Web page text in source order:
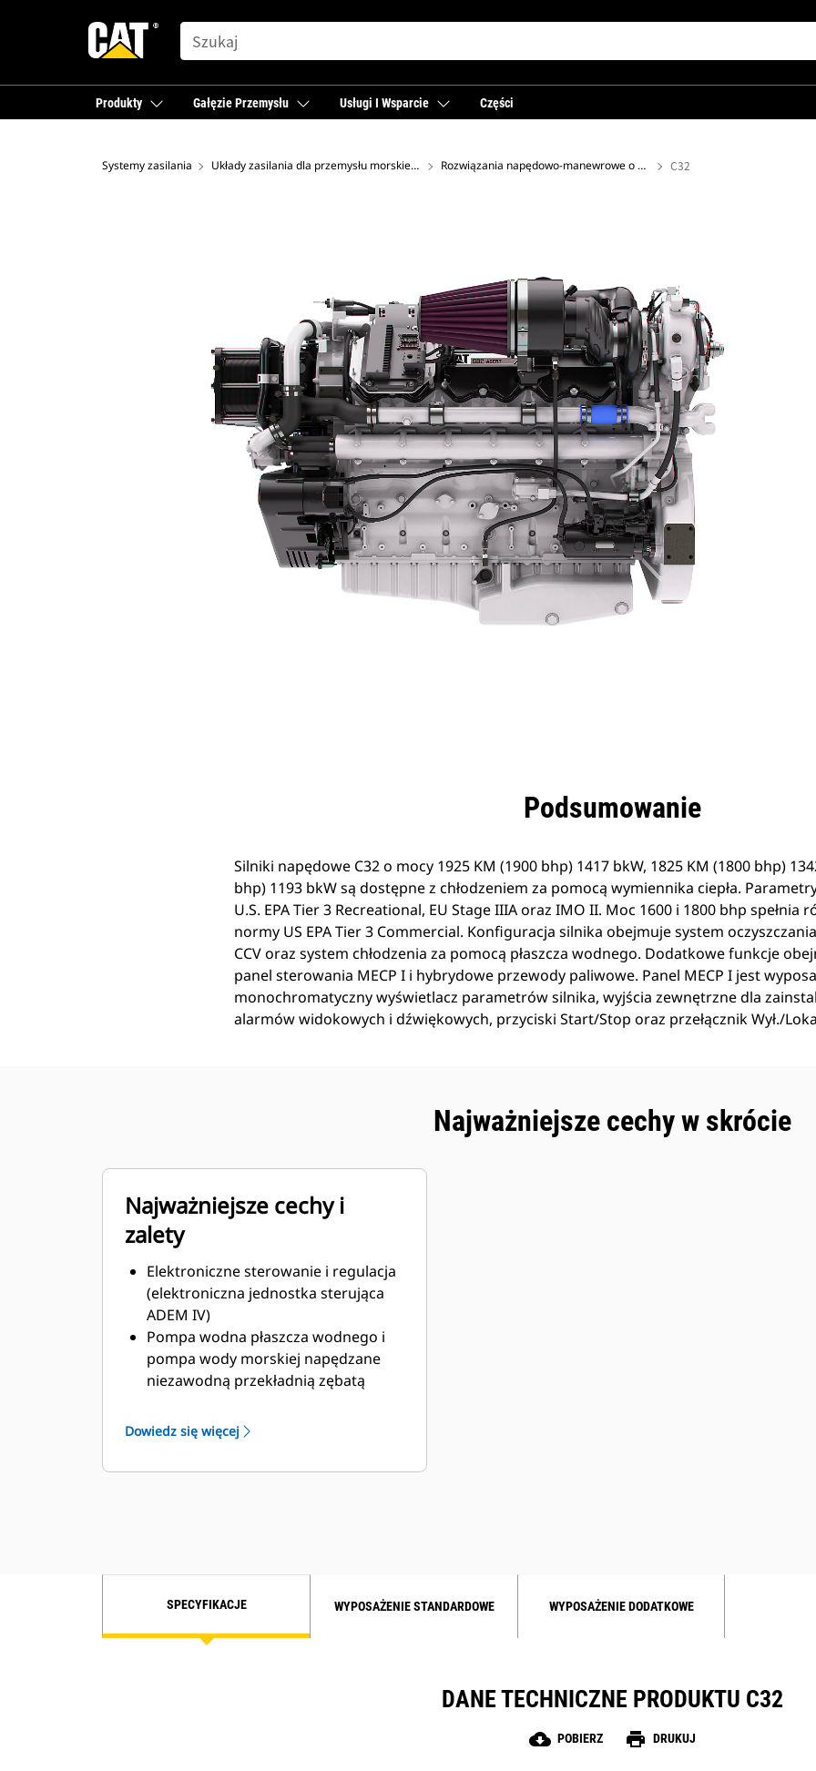
SEARCH
Produkty Gałęzie Przemysłu Usługi I Wsparcie Części
Systemy zasilania Układy zasilania dla przemysłu morskiego Rozwiązania napędowo-manewrowe o wysokiej sprawności C32
Podsumowanie
Silniki napędowe C32 o mocy 1925 KM (1900 bhp) 1417 bkW, 1825 KM (1800 bhp)
bhp) 1193 bkW są dostępne z chłodzeniem za pomocą wymiennika ciepła.
U.S. EPA Tier 3 Recreational, EU Stage IIIA oraz IMO II. Moc 1600 i 1800 bhp spełnia
normy US EPA Tier 3 Commercial. Konfiguracja silnika obejmuje system
CCV oraz system chłodzenia za pomocą płaszcza wodnego. Dodatkowe funkcje
panel sterowania MECP I i hybrydowe przewody paliwowe. Panel MECP I jest
monochromatyczny wyświetlacz parametrów silnika, wyjścia zewnętrzne dla
alarmów widokowych i dźwiękowych, przyciski Start/Stop oraz przełącznik Wył./
Najważniejsze cechy w skrócie
Najważniejsze cechy i
zalety
Elektroniczne sterowanie i regulacja
(elektroniczna jednostka sterująca
ADEM IV)
Pompa wodna płaszcza wodnego i
pompa wody morskiej napędzane
niezawodną przekładnią zębatą
Tytanowy, płytowy wymiennik ciepła
Opcje z punktami obsługowymi po
lewej oraz po prawej stronie
Dowiedz się więcej
SPECYFIKACJE WYPOSAŻENIE STANDARDOWE WYPOSAŻENIE DODATKOWE
DANE TECHNICZNE PRODUKTU C32
cloud_download POBIERZ print DRUKUJ